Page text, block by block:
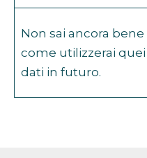
Non sai ancora bene
come utilizzerai quei
dati in futuro.